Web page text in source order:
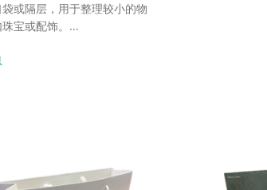
或隔层，用于整理较小的物
宝或配饰。...